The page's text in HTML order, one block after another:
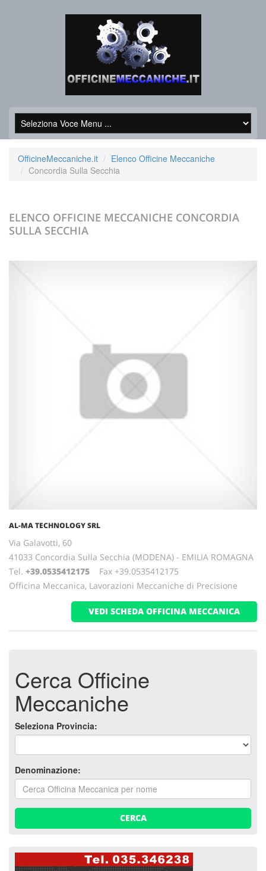
OfficineMeccaniche.it
Elenco Officine Meccaniche
Concordia Sulla Secchia
ELENCO OFFICINE MECCANICHE CONCORDIA
SULLA SECCHIA
AL-MA TECHNOLOGY SRL
Via Galavotti, 60
41033 Concordia Sulla Secchia (MODENA) - EMILIA ROMAGNA
Tel. +39.0535412175 Fax +39.0535412175
Officina Meccanica, Lavorazioni Meccaniche di Precisione
VEDI SCHEDA OFFICINA MECCANICA
Cerca Officine
Meccaniche
Seleziona Provincia:
Denominazione:
CERCA